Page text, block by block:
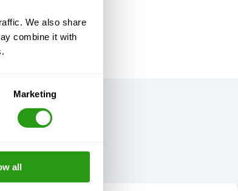
We also share
combine it with
Marketing
all